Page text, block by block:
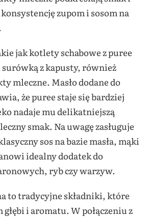
zupom i sosom na
jak kotlety schabowe z puree
z kapusty, również
mleczne. Masło dodane do
że puree staje się bardziej
nadaje mu delikatniejszą
smak. Na uwagę zasługuje
sos na bazie masła, mąki
idealny dodatek do
ryb czy warzyw.
to tradycyjne składniki, które
i aromatu. W połączeniu z